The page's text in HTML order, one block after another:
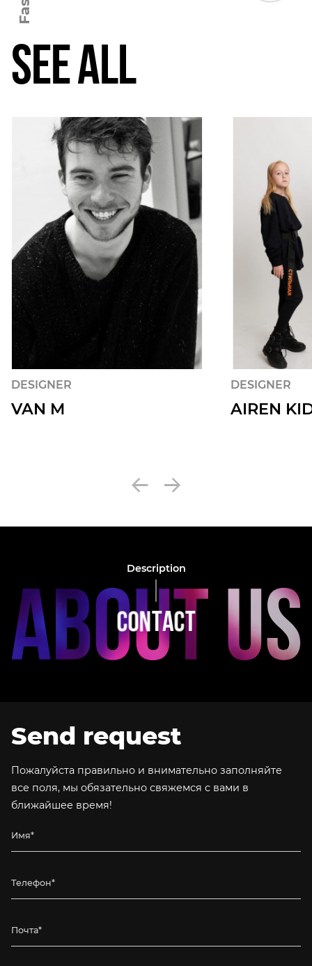
SEE ALL
DESIGNER
VAN M
DESIGNER
AIREN
Description
CONTACT
Send request
Пожалуйста правильно и внимательно заполняйте
все поля, мы обязательно свяжемся с вами в
ближайшее время!